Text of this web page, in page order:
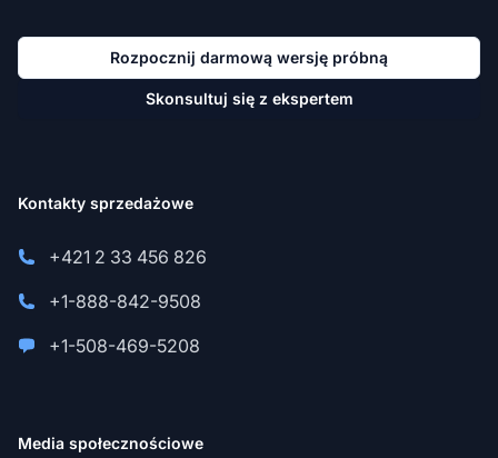
Rozpocznij darmową wersję próbną
Skonsultuj się z ekspertem
Kontakty sprzedażowe
+421 2 33 456 826
+1-888-842-9508
+1-508-469-5208
Media społecznościowe